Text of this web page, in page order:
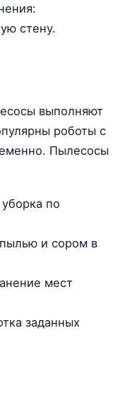
стену.
выполняют
роботы с
Пылесосы
по
и сором в
мест
заданных